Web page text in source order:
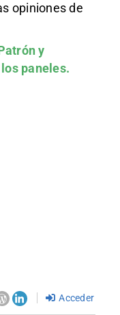
opiniones de
y
paneles.
Acceder